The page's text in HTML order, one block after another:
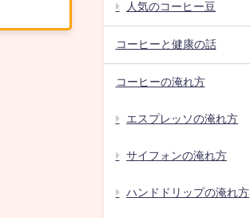
人気のコーヒー豆
コーヒーと健康の話
コーヒーの淹れ方
エスプレッソの淹れ方
サイフォンの淹れ方
ハンドドリップの淹れ方